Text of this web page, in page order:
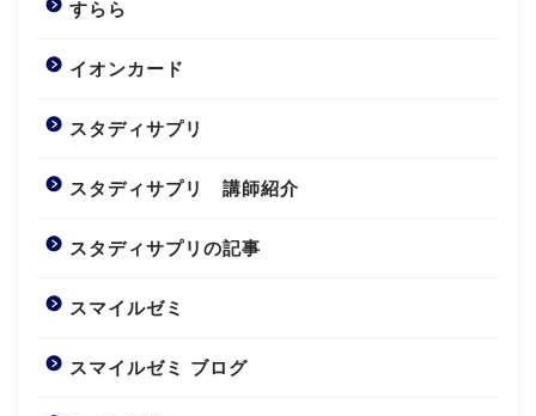
すらら
イオンカード
スタディサプリ
スタディサプリ 講師紹介
スタディサプリの記事
スマイルゼミ
スマイルゼミ ブログ